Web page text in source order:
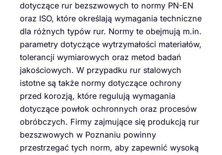
dotyczące rur bezszwowych to normy PN-EN
oraz ISO, które określają wymagania techniczne
dla różnych typów rur. Normy te obejmują m.in.
parametry dotyczące wytrzymałości materiałów,
tolerancji wymiarowych oraz metod badań
jakościowych. W przypadku rur stalowych
istotne są także normy dotyczące ochrony
przed korozją, które regulują wymagania
dotyczące powłok ochronnych oraz procesów
obróbczych. Firmy zajmujące się produkcją rur
bezszwowych w Poznaniu powinny
przestrzegać tych norm, aby zapewnić wysoką